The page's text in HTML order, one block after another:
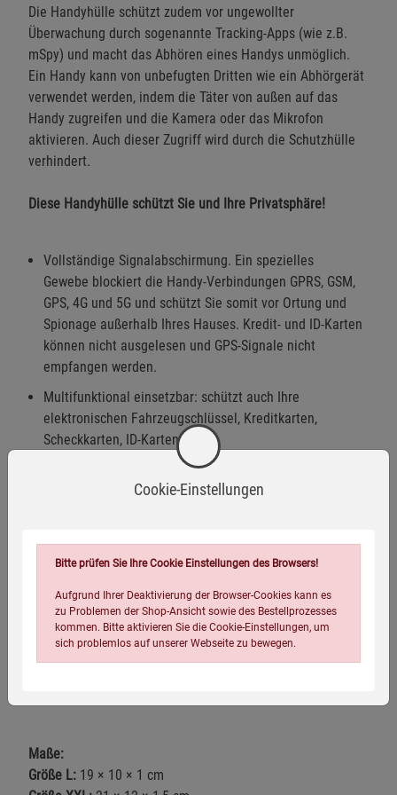
Die Handyhülle schützt zudem vor ungewollter
Überwachung durch sogenannte Tracking-Apps (wie z.B.
mSpy) und macht das Abhören eines Handys unmöglich.
Ein Handy kann von unbefugten Dritten wie ein Abhörgerät
verwendet werden, indem die Täter von außen auf das
Handy zugreifen und die Kamera oder das Mikrofon
aktivieren. Auch dieser Zugriff wird durch die Schutzhülle
verhindert.
Diese Handyhülle schützt Sie und Ihre Privatsphäre!
Vollständige Signalabschirmung. Ein spezielles
Gewebe blockiert die Handy-Verbindungen GPRS, GSM,
GPS, 4G und 5G und schützt Sie somit vor Ortung und
Spionage außerhalb Ihres Hauses. Kredit- und ID-Karten
können nicht ausgelesen und GPS-Signale nicht
empfangen werden.
Multifunktional einsetzbar: schützt auch Ihre
elektronischen Fahrzeugschlüssel, Kreditkarten,
Scheckkarten, ID-Karten usw.
Enthält zwei Fächer: Das hintere ist das geschützte
Fach, im vorderen können Sie zum Beispiel Bargeld oder
Schützt nicht nur Ihre Privatsphäre, sondern auch Ihre
Gesundheit vor schädlichen Strahlen (u.a. ideal für
Mit Klettverschluss
Kompaktes Maß (19 x 10 x 1 cm) ideal auch für große
Smartphones
Maße:
Größe L: 19 × 10 × 1 cm
Cookie-Einstellungen
Bitte prüfen Sie Ihre Cookie Einstellungen des Browsers!
Aufgrund Ihrer Deaktivierung der Browser-Cookies kann es
zu Problemen der Shop-Ansicht sowie des Bestellprozesses
kommen. Bitte aktivieren Sie die Cookie-Einstellungen, um
sich problemlos auf unserer Webseite zu bewegen.